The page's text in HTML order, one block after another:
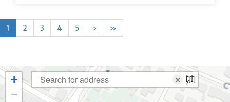
1 2 3 4 5 › »
+
−
×